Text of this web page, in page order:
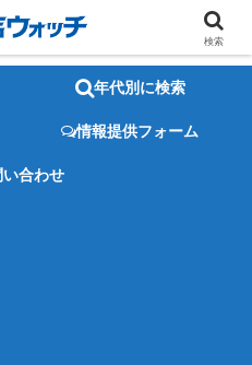
年代別に検索
情報提供フォーム
合わせ
検索